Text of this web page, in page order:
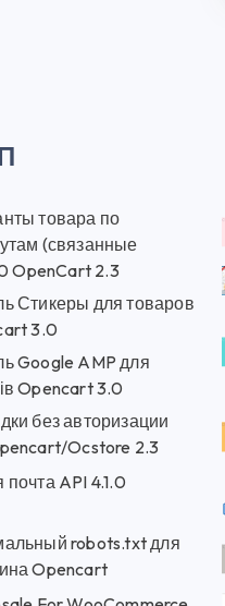
товара по
(связанные
OpenCart 2.3
Стикеры для товаров
3.0
Google AMP для
Opencart 3.0
без авторизации
Ocstore 2.3
почта API 4.1.0
robots.txt для
Opencart